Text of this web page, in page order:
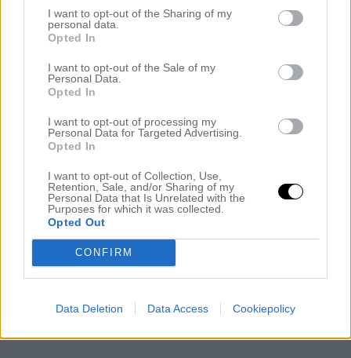
I want to opt-out of the Sharing of my
personal data.
Opted In
I want to opt-out of the Sale of my
Personal Data.
Opted In
I want to opt-out of processing my
Personal Data for Targeted Advertising.
Opted In
I want to opt-out of Collection, Use,
Retention, Sale, and/or Sharing of my
Personal Data that Is Unrelated with the
Purposes for which it was collected.
Opted Out
CONFIRM
Data Deletion Data Access Cookiepolicy
Igår bestämde vi oss för att lämna vårat kära O.B.C en
sväng och åka iväg och äta lite riktigt genuint grekiskt ute
.
.
.
Och här hamnade vi då (efter tips från den söta spatjejen)
Väldigt enkelt och väldigt grekiskt på tavernan Cave of the
Dragon (eller Vasilis place enligt taxichauffören:)
.
.